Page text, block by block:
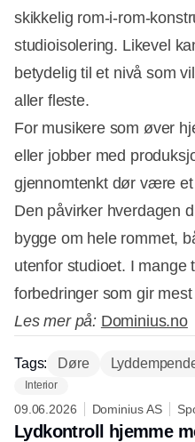
skikkelig rom-i-rom-
studioisolering. Likevel
betydelig til et nivå som
aller fleste.
For musikere som øver
eller jobber med
gjennomtenkt dør være
Den påvirker hverdagen
bygge om hele rommet,
utenfor studioet. I mange
forbedringer som gir
Les mer på: Dominius.no
Tags: Døre
Interior
09.06.2026 Dominius AS
Lydkontroll hjemme